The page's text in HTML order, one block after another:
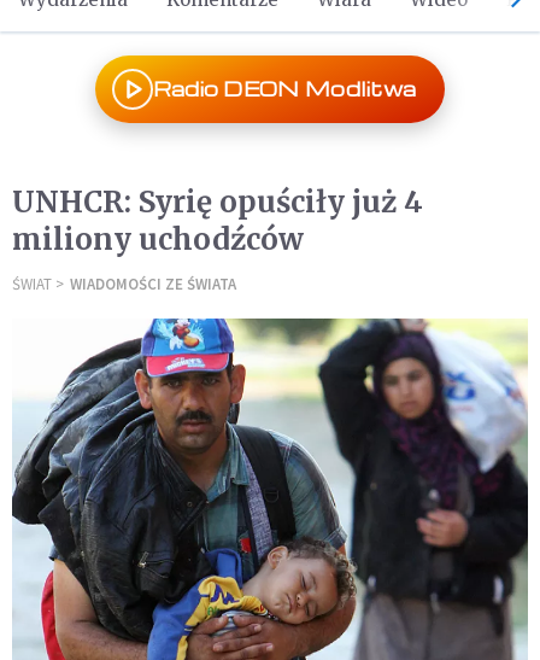
Radio DEON Modlitwa
UNHCR: Syrię opuściły już 4
miliony uchodźców
ŚWIAT WIADOMOŚCI ZE ŚWIATA